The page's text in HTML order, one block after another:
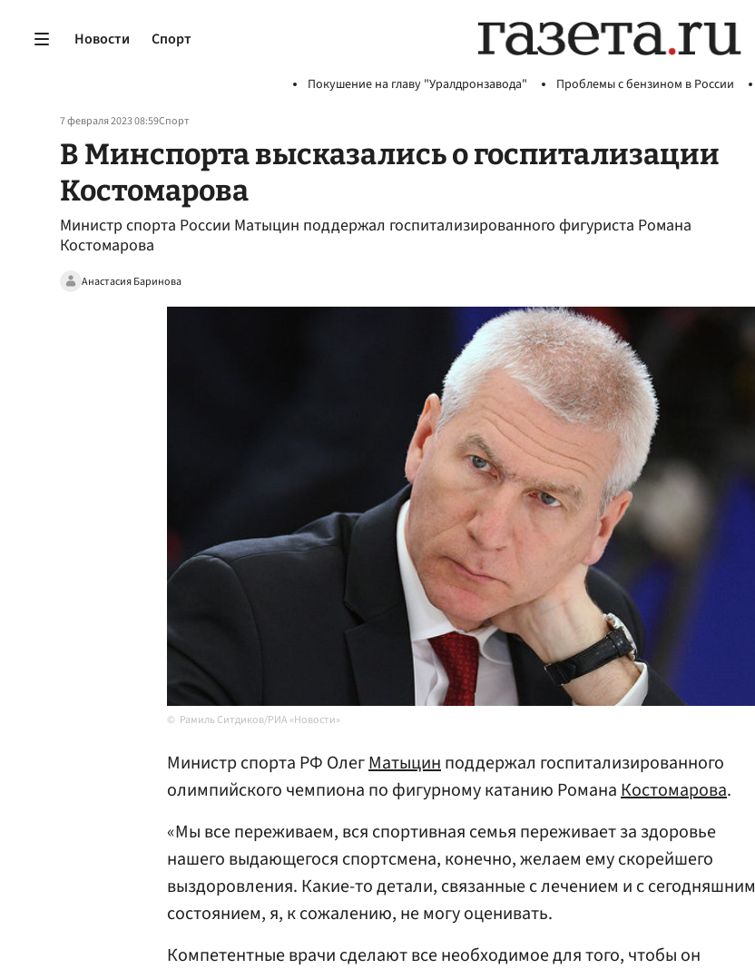
Новости Спорт
Покушение на главу "Уралдронзавода" Проблемы с бензином в России
7 февраля 2023 08:59Спорт
В Минспорта высказались о госпитализации
Костомарова
Министр спорта России Матыцин поддержал госпитализированного фигуриста Романа
Костомарова
Анастасия Баринова
Рамиль Ситдиков/РИА «Новости»
Министр спорта РФ ОлегМатыцинподдержал госпитализированного
олимпийского чемпиона по фигурному катанию РоманаКостомарова.
«Мы все переживаем, вся спортивная семья переживает за здоровье
нашего выдающегося спортсмена, конечно, желаем ему скорейшего
выздоровления. Какие-то детали, связанные с лечением и с сегодняшним
состоянием, я, к сожалению, не могу оценивать.
Компетентные врачи сделают все необходимое для того, чтобы он